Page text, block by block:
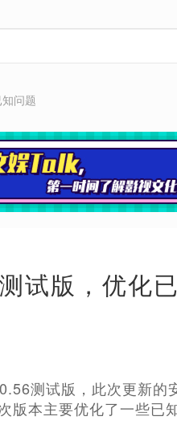
问题
试版，优化
测试版，此次更新
本主要优化了一些已